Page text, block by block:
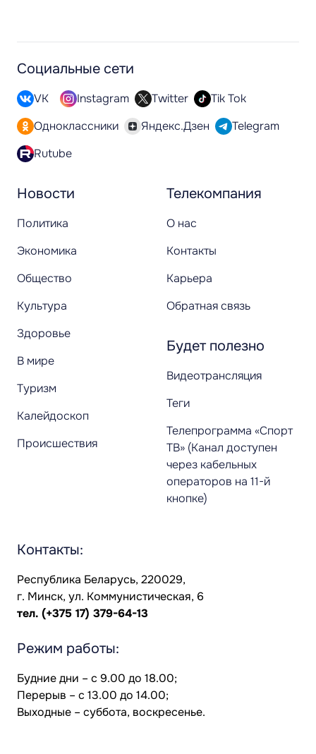
Новости
Политика
Экономика
Общество
Культура
Здоровье
В мире
Туризм
Калейдоскоп
Происшествия
Телекомпания
О нас
Контакты
Карьера
Обратная связь
Будет полезно
Видеотрансляция
Теги
Телепрограмма «Спорт
ТВ» (Канал доступен
через кабельных
операторов на 11-й
кнопке)
Социальные сети
VK Instagram Twitter
Tik Tok
Одноклассники
Яндекс.Дзен
Telegram
Rutube
Контакты:
Республика Беларусь, 220029,
г. Минск, ул. Коммунистическая, 6
тел. (+375 17) 379-64-13
Режим работы:
Будние дни – с 9.00 до 18.00;
Перерыв – с 13.00 до 14.00;
Выходные – суббота, воскресенье.